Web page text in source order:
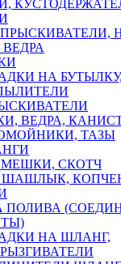
НА
ВЕДРА,
ТАЗЫ
СКОТЧ
ШАШЛЫК,
ПОЛИВА
НА ШЛАНГ,